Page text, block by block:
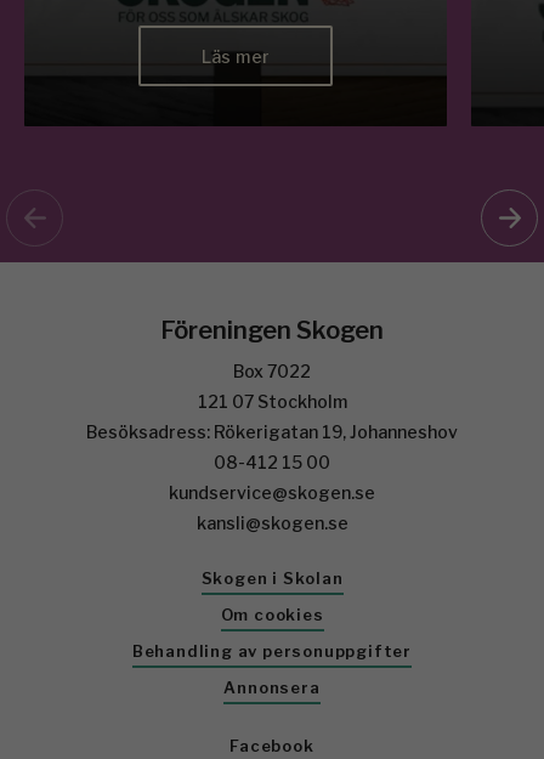
Läs mer
Föreningen Skogen
Box 7022
121 07 Stockholm
Besöksadress: Rökerigatan 19, Johanneshov
08-412 15 00
kundservice@skogen.se
kansli@skogen.se
Skogen i Skolan
Om cookies
Behandling av personuppgifter
Annonsera
Facebook